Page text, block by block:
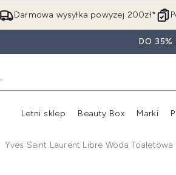
Darmowa wysyłka powyżej 200zł*
DO
Letni sklep Beauty Box Marki
Yves Saint Laurent Libre Woda